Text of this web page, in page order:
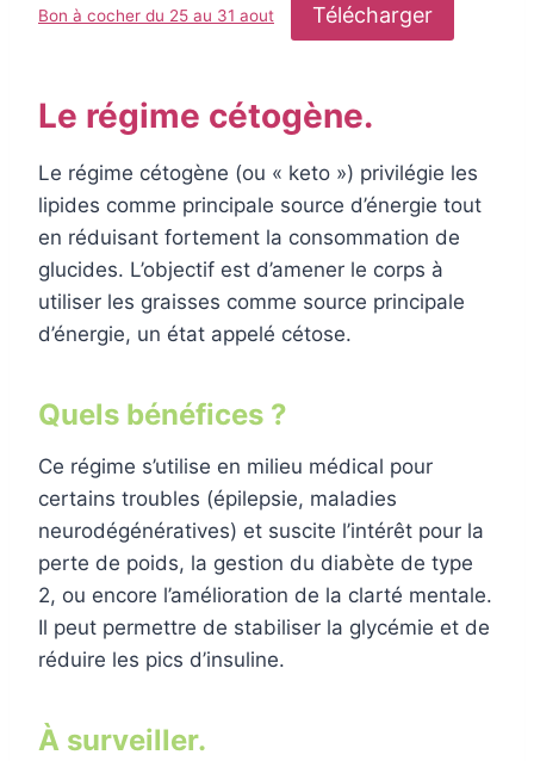
Bon à cocher du 25 au 31 aout Télécharger
Le régime cétogène.
Le régime cétogène (ou « keto ») privilégie les
lipides comme principale source d’énergie tout
en réduisant fortement la consommation de
glucides. L’objectif est d’amener le corps à
utiliser les graisses comme source principale
d’énergie, un état appelé cétose.
Quels bénéfices ?
Ce régime s’utilise en milieu médical pour
certains troubles (épilepsie, maladies
neurodégénératives) et suscite l’intérêt pour la
perte de poids, la gestion du diabète de type
2, ou encore l’amélioration de la clarté mentale.
Il peut permettre de stabiliser la glycémie et de
réduire les pics d’insuline.
À surveiller.